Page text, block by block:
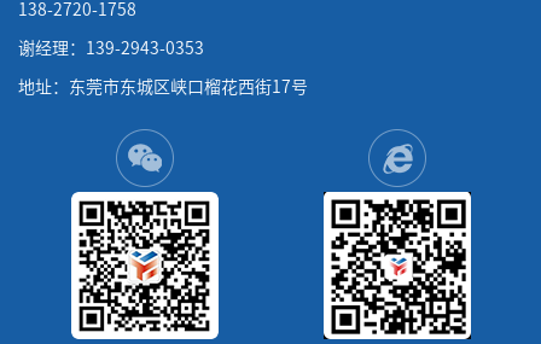
138-2720-1758
谢经理：139-2943-0353
地址：东莞市东城区峡口榴花西街17号